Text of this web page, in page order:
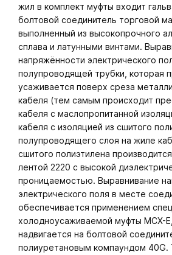
жил в комплект муфты входит
болтовой соединитель торговой
выполненный из высокопрочного
сплава и латунными винтами.
напряжённости электрического
полупроводящей трубки, которая
усаживается поверх среза
кабеля (тем самым происходит
кабеля с маслопропитанной
кабеля с изоляцией из сшитого
полупроводящего слоя на жиле
сшитого полиэтилена
лентой 2220 с высокой
проницаемостью. Выравнивание
электрического поля в месте
обеспечивается применением
холодноусаживаемой муфты МСХ-
надвигается на болтовой
полиуретановым компаундом 40G.